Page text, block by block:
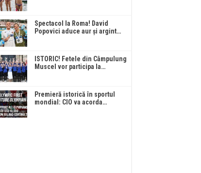
Spectacol la Roma! David
Popovici aduce aur și argint…
ISTORIC! Fetele din Câmpulung
Muscel vor participa la…
Premieră istorică în sportul
mondial: CIO va acorda…